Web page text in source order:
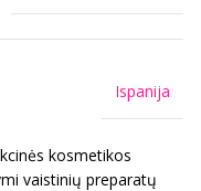
Ispanija
kosmetikos
vaistinių preparatų